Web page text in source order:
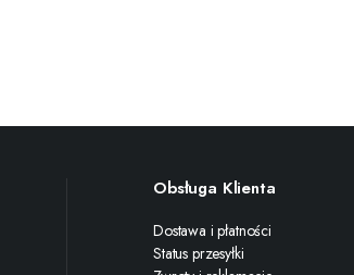
Obsługa Klienta
Dostawa i płatności
Status przesyłki